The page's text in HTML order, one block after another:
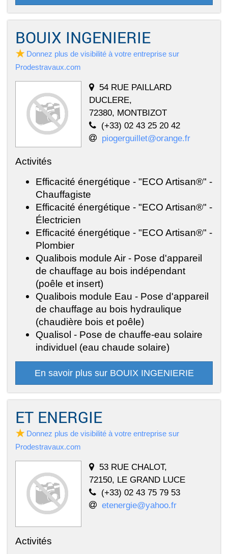
BOUIX INGENIERIE
Donnez plus de visibilité à votre entreprise sur
Prodestravaux.com
54 RUE PAILLARD
DUCLERE,
72380, MONTBIZOT
(+33) 02 43 25 20 42
piogerguillet@orange.fr
Activités
Efficacité énergétique - "ECO Artisan®" -
Chauffagiste
Efficacité énergétique - "ECO Artisan®" -
Électricien
Efficacité énergétique - "ECO Artisan®" -
Plombier
Qualibois module Air - Pose d'appareil
de chauffage au bois indépendant
(poêle et insert)
Qualibois module Eau - Pose d'appareil
de chauffage au bois hydraulique
(chaudière bois et poêle)
Qualisol - Pose de chauffe-eau solaire
individuel (eau chaude solaire)
En savoir plus sur BOUIX INGENIERIE
ET ENERGIE
Donnez plus de visibilité à votre entreprise sur
Prodestravaux.com
53 RUE CHALOT,
72150, LE GRAND LUCE
(+33) 02 43 75 79 53
etenergie@yahoo.fr
Activités